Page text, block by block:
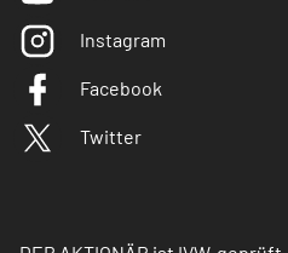
Instagram
Facebook
Twitter